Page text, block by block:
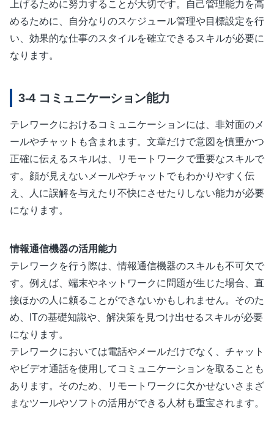
上げるために努力することが大切です。自己管理能力を高
めるために、自分なりのスケジュール管理や目標設定を行
い、効果的な仕事のスタイルを確立できるスキルが必要に
なります。
コミュニケーション能力
テレワークにおけるコミュニケーションには、非対面のメ
ールやチャットも含まれます。文章だけで意図を慎重かつ
正確に伝えるスキルは、リモートワークで重要なスキルで
す。顔が見えないメールやチャットでもわかりやすく伝
え、人に誤解を与えたり不快にさせたりしない能力が必要
になります。
情報通信機器の活用能力
テレワークを行う際は、情報通信機器のスキルも不可欠で
す。例えば、端末やネットワークに問題が生じた場合、直
接ほかの人に頼ることができないかもしれません。そのた
め、ITの基礎知識や、解決策を見つけ出せるスキルが必要
になります。
テレワークにおいては電話やメールだけでなく、チャット
やビデオ通話を使用してコミュニケーションを取ることも
あります。そのため、リモートワークに欠かせないさまざ
まなツールやソフトの活用ができる人材も重宝されます。